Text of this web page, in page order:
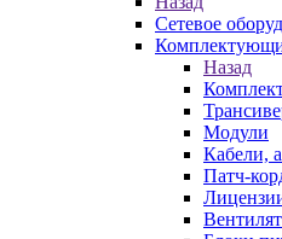
Сетевое
Назад
Модули
Кабели,
Патч-